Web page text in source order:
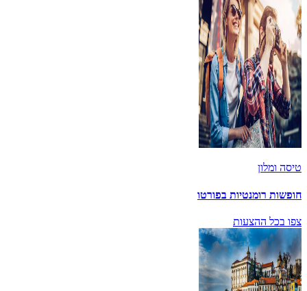
טיסה ומלון
חופשות רומנטיות בפורטו
צפו בכל ההצעות